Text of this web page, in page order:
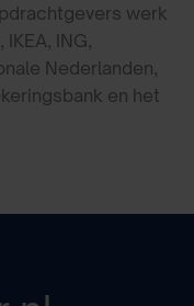
werk
ING,
Nederlanden,
en het